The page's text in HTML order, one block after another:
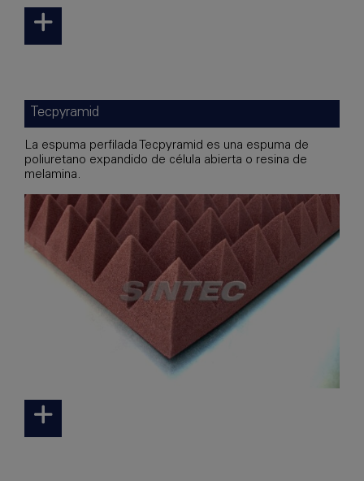
Tecpyramid
La espuma perfilada Tecpyramid es una espuma de
poliuretano expandido de célula abierta o resina de
melamina.